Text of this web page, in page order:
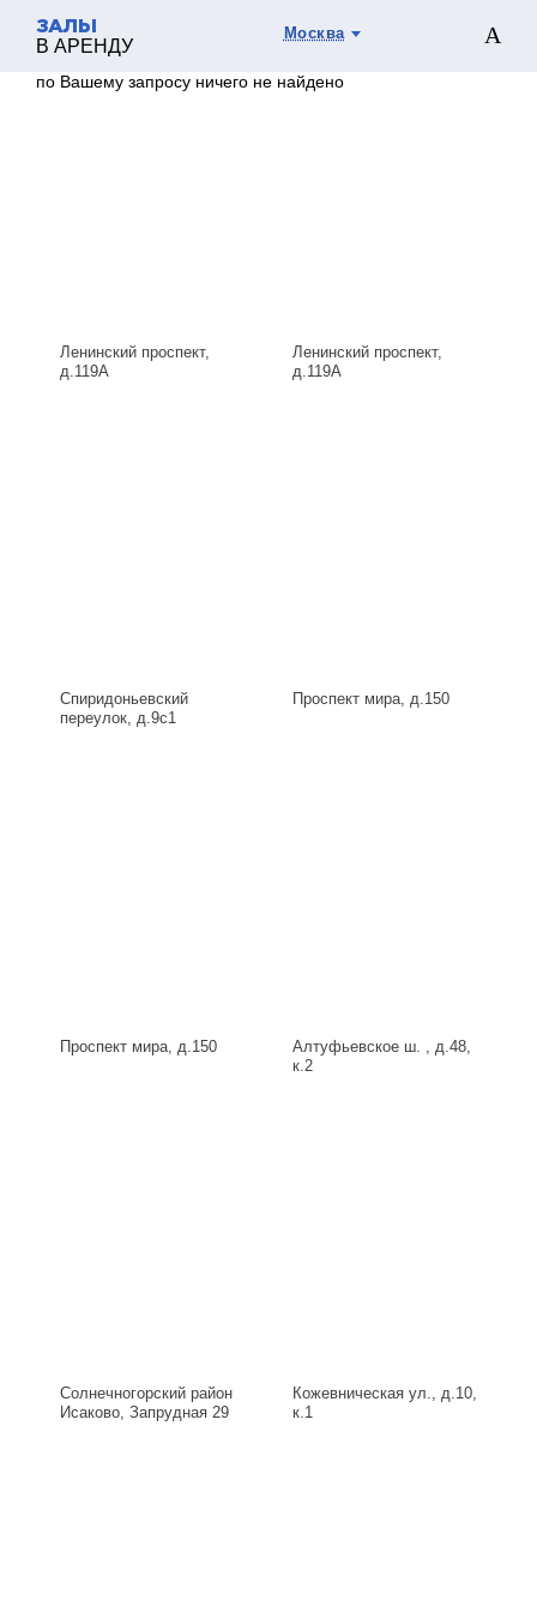
ЗАЛЫ
В АРЕНДУ
Москва
по Вашему запросу ничего не найдено
Ленинский проспект,
д.119А
Ленинский проспект,
д.119А
Спиридоньевский
переулок, д.9с1
Проспект мира, д.150
Проспект мира, д.150
Алтуфьевское ш. , д.48,
к.2
Солнечногорский район
Исаково, Запрудная 29
Кожевническая ул., д.10,
к.1